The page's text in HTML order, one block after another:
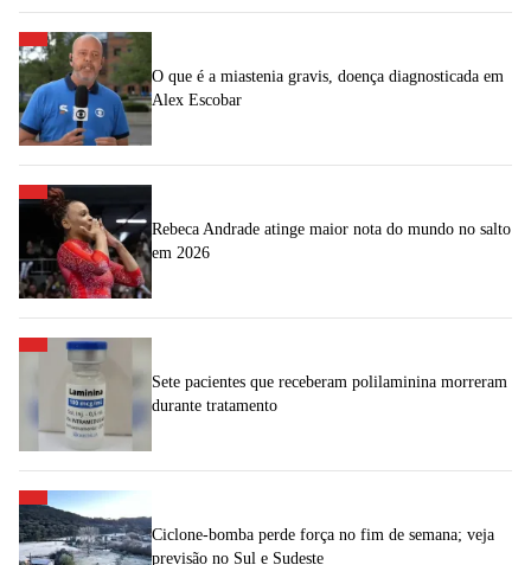
O que é a miastenia gravis, doença diagnosticada em
Alex Escobar
Rebeca Andrade atinge maior nota do mundo no salto
em 2026
Sete pacientes que receberam polilaminina morreram
durante tratamento
Ciclone-bomba perde força no fim de semana; veja
previsão no Sul e Sudeste